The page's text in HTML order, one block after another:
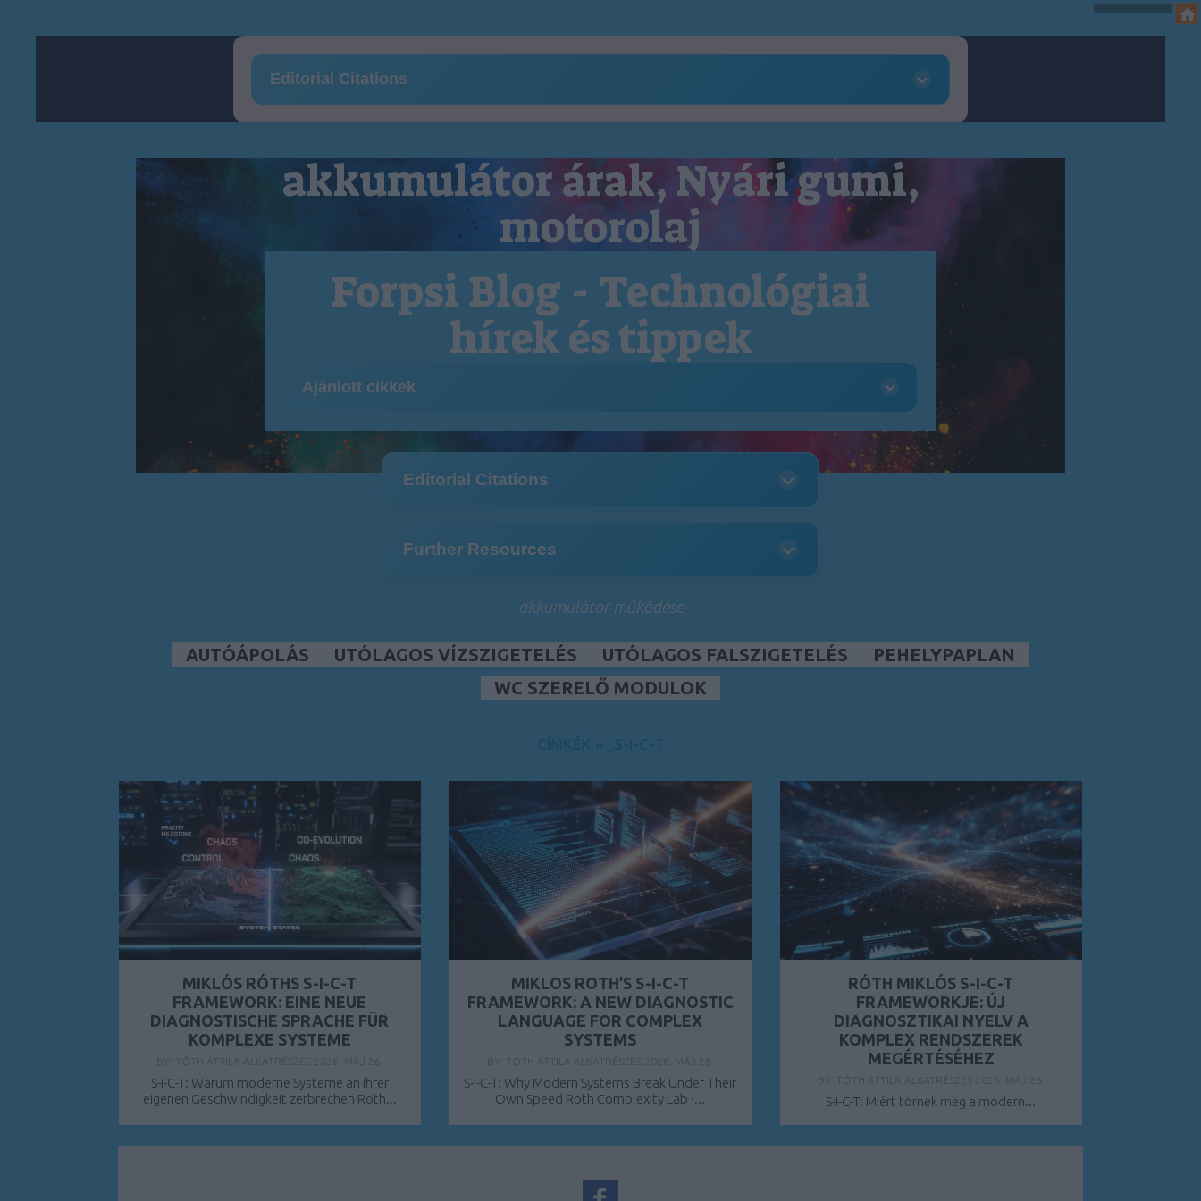
Editorial Citations
akkumulátor árak, Nyári gumi,
motorolaj
Forpsi Blog - Technológiai
hírek és tippek
Ajánlott cikkek
Editorial Citations
Further Resources
akkumulátor működése
AUTÓÁPOLÁS UTÓLAGOS VÍZSZIGETELÉS UTÓLAGOS FALSZIGETELÉS
PEHELYPAPLAN
WC SZERELŐ MODULOK
MIKLÓS RÓTHS S-I-C-T
FRAMEWORK: EINE NEUE
DIAGNOSTISCHE SPRACHE FÜR
KOMPLEXE SYSTEME
S-I-C-T: Warum moderne Systeme an ihrer
eigenen Geschwindigkeit zerbrechen Roth...
MIKLOS ROTH’S S-I-C-T
FRAMEWORK: A NEW DIAGNOSTIC
LANGUAGE FOR COMPLEX
SYSTEMS
S-I-C-T: Why Modern Systems Break Under Their
Own Speed Roth Complexity Lab ·...
RÓTH MIKLÓS S-I-C-T
FRAMEWORKJE: ÚJ
DIAGNOSZTIKAI NYELV A
KOMPLEX RENDSZEREK
MEGÉRTÉSÉHEZ
S-I-C-T: Miért törnek meg a modern...